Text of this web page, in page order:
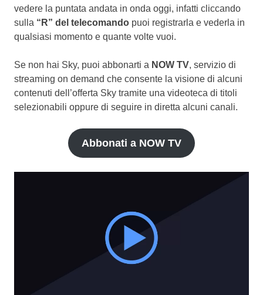
vedere la puntata andata in onda oggi, infatti cliccando
sulla “R” del telecomando puoi registrarla e vederla in
qualsiasi momento e quante volte vuoi.
Se non hai Sky, puoi abbonarti a NOW TV, servizio di
streaming on demand che consente la visione di alcuni
contenuti dell’offerta Sky tramite una videoteca di titoli
selezionabili oppure di seguire in diretta alcuni canali.
Abbonati a NOW TV